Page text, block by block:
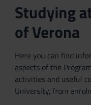
Studying
of Verona
Here you can find
aspects of the
activities and useful
University, from